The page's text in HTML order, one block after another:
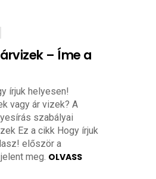
– Íme a
írjuk helyesen!
vagy ár vizek? A
szabályai
Ez a cikk Hogy írjuk
először a
meg. OLVASS